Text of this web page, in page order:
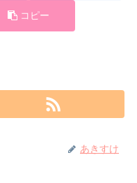
コピー
あきすけ